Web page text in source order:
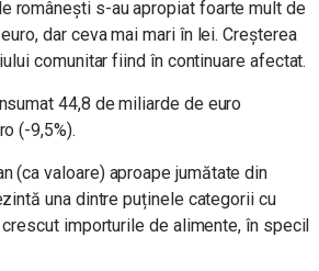
românești s-au apropiat foarte mult de
dar ceva mai mari în lei. Creșterea
comunitar fiind în continuare afectat.
44,8 de miliarde de euro
(-9,5%).
(ca valoare) aproape jumătate din
una dintre puținele categorii cu
importurile de alimente, în specil